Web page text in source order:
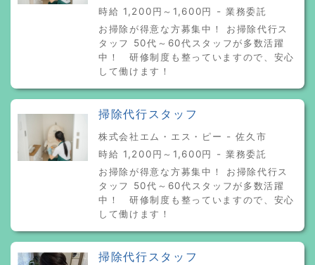
時給 1,200円～1,600円 - 業務委託
お掃除が得意な方募集中！ お掃除代行ス
タッフ 50代～60代スタッフが多数活躍
中！ 研修制度も整っていますので、安心
して働けます！
掃除代行スタッフ
株式会社エム・エス・ピー - 佐久市
時給 1,200円～1,600円 - 業務委託
お掃除が得意な方募集中！ お掃除代行ス
タッフ 50代～60代スタッフが多数活躍
中！ 研修制度も整っていますので、安心
して働けます！
掃除代行スタッフ